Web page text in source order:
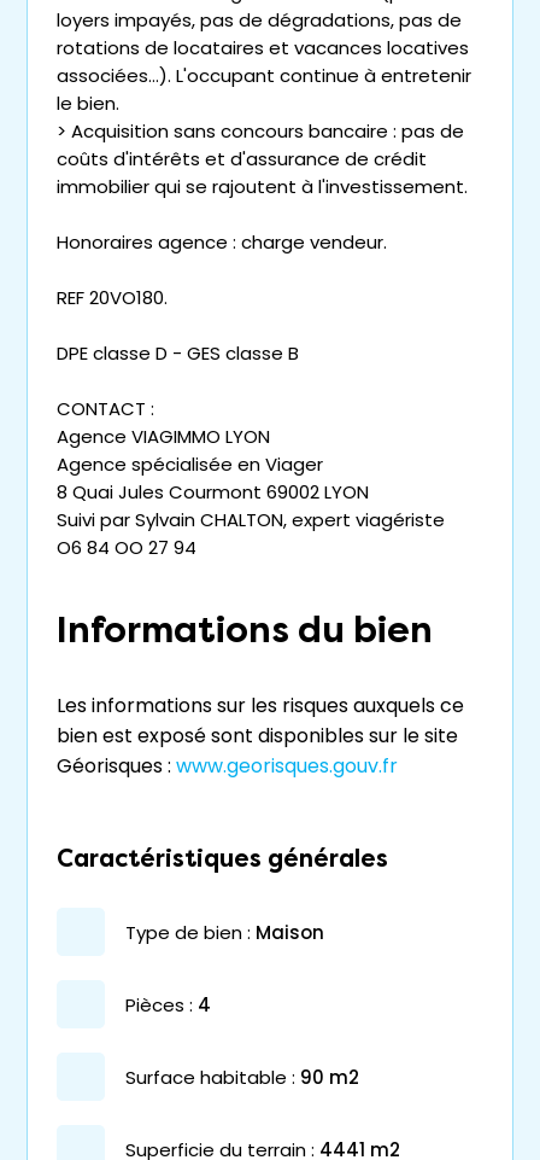
loyers impayés, pas de dégradations, pas de
rotations de locataires et vacances locatives
associées...). L'occupant continue à entretenir
le bien.
> Acquisition sans concours bancaire : pas de
coûts d'intérêts et d'assurance de crédit
immobilier qui se rajoutent à l'investissement.
Honoraires agence : charge vendeur.
REF 20VO180.
DPE classe D - GES classe B
CONTACT :
Agence VIAGIMMO LYON
Agence spécialisée en Viager
8 Quai Jules Courmont 69002 LYON
Suivi par Sylvain CHALTON, expert viagériste
O6 84 OO 27 94
Informations du bien
Les informations sur les risques auxquels ce
bien est exposé sont disponibles sur le site
Géorisques : www.georisques.gouv.fr
Caractéristiques générales
type de bien : maison
pièces : 4
surface habitable : 90 m2
superficie du terrain : 4441 m2